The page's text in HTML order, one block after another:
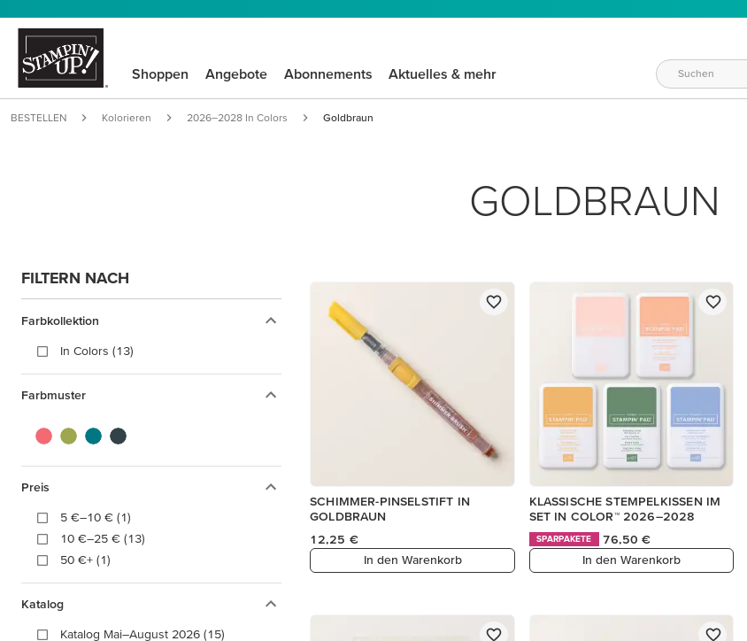
Shoppen Angebote Abonnements Aktuelles & mehr
BESTELLEN Kolorieren 2026–2028 In Colors Goldbraun
GOLDBRAUN
FILTERN NACH
Farbkollektion
In Colors (13)
Farbmuster
Preis
5 €–10 € (1)
10 €–25 € (13)
50 €+ (1)
Katalog
Katalog Mai–August 2026 (15)
SCHIMMER-PINSELSTIFT IN
GOLDBRAUN
12,25 €
In den Warenkorb
KLASSISCHE STEMPELKISSEN IM
SET IN COLOR™ 2026–2028
SPARPAKETE
76,50 €
In den Warenkorb